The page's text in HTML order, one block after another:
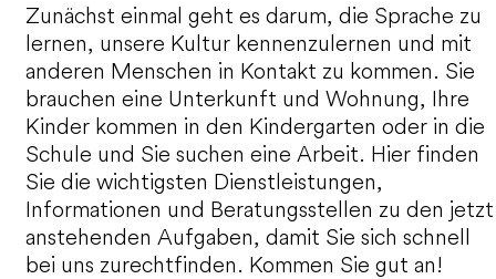
Zunächst einmal geht es darum, die Sprache zu
lernen, unsere Kultur kennenzulernen und mit
anderen Menschen in Kontakt zu kommen. Sie
brauchen eine Unterkunft und Wohnung, Ihre
Kinder kommen in den Kindergarten oder in die
Schule und Sie suchen eine Arbeit. Hier finden
Sie die wichtigsten Dienstleistungen,
Informationen und Beratungsstellen zu den jetzt
anstehenden Aufgaben, damit Sie sich schnell
bei uns zurechtfinden. Kommen Sie gut an!